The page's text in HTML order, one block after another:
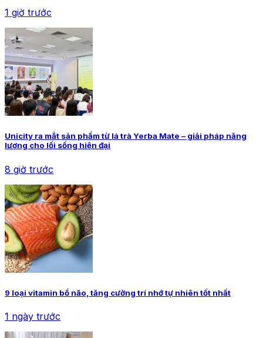
1 giờ trước
Unicity ra mắt sản phẩm từ lá trà Yerba Mate – giải pháp năng
lượng cho lối sống hiện đại
8 giờ trước
9 loại vitamin bổ não, tăng cường trí nhớ tự nhiên tốt nhất
1 ngày trước